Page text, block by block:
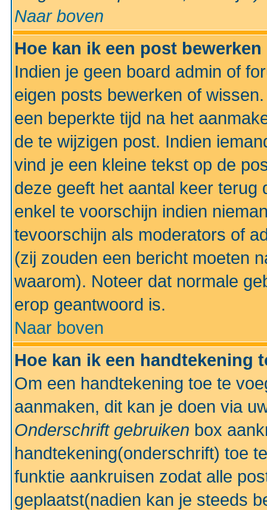
Naar boven
Hoe kan ik een post
Indien je geen board admin of
eigen posts bewerken of
een beperkte tijd na het
de te wijzigen post. Indien
vind je een kleine tekst op de
deze geeft het aantal keer terug
enkel te voorschijn indien
tevoorschijn als moderators of
(zij zouden een bericht moeten
waarom). Noteer dat normale
erop geantwoord is.
Naar boven
Hoe kan ik een handtekening
Om een handtekening toe te
aanmaken, dit kan je doen via
Onderschrift gebruiken box
handtekening(onderschrift) toe
funktie aankruisen zodat alle
geplaatst(nadien kan je steeds